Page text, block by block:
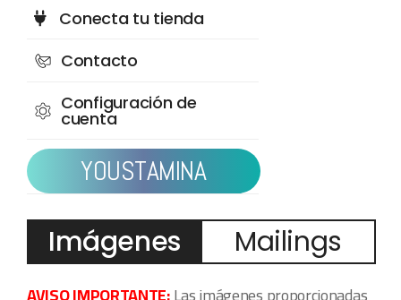
Conecta tu tienda
Contacto
Configuración de
cuenta
YOUSTAMINA
Imágenes Mailings